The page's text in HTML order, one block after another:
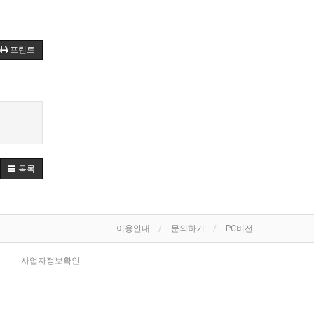
프린트
목록
이용안내 문의하기 PC버전
사업자정보확인